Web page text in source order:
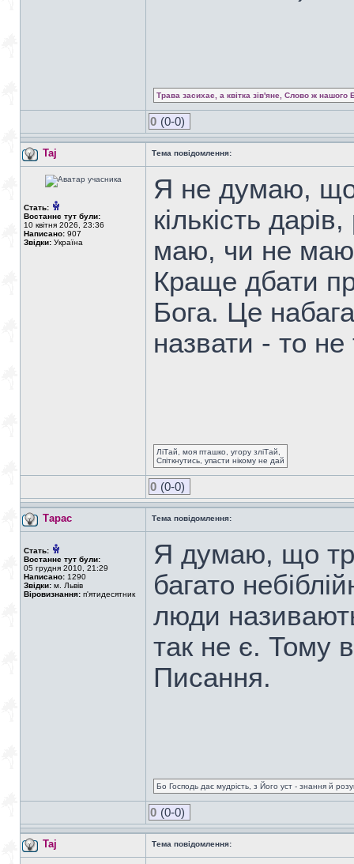
Трава засихає, а квітка зів'яне, Слово ж нашого
0 (0-0)
Taj Тема повідомлення:
Стать:
Востаннє тут були:
10 квітня 2026, 23:36
Написано: 907
Звідки: Україна
Я не думаю, що
кількість
маю, чи не маю,
Краще дбати
Бога. Це
назвати - то
ЛіТай, моя пташко, угору зліТай,
Спіткнутись, упасти нікому не дай
0 (0-0)
Тарас Тема повідомлення:
Стать:
Востаннє тут були:
05 грудня 2010, 21:29
Написано: 1290
Звідки: м. Львів
Віровизнання: п'ятидесятник
Я думаю, що
багато
люди
так не є. Тому
Писання.
Бо Господь дає мудрість, з Його уст - знання й
0 (0-0)
Taj Тема повідомлення: